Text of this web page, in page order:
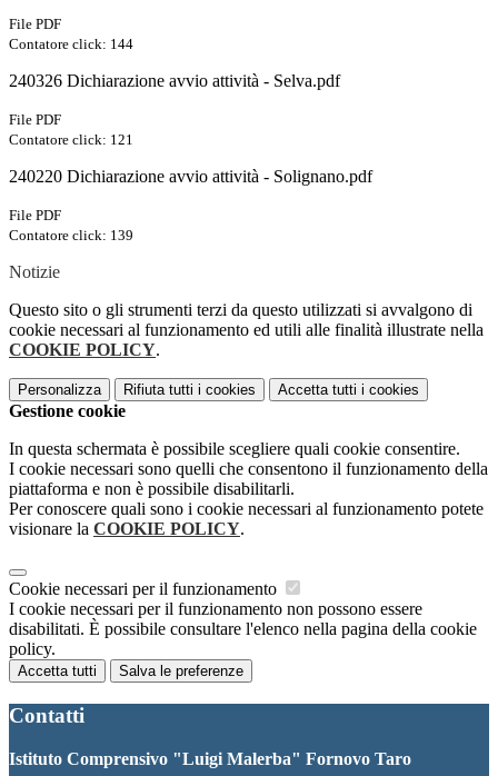
File PDF
Contatore click: 144
240326 Dichiarazione avvio attività - Selva.pdf
File PDF
Contatore click: 121
240220 Dichiarazione avvio attività - Solignano.pdf
File PDF
Contatore click: 139
Notizie
Questo sito o gli strumenti terzi da questo utilizzati si avvalgono di
cookie necessari al funzionamento ed utili alle finalità illustrate nella
COOKIE POLICY.
Personalizza Rifiuta tutti i cookies Accetta tutti i cookies
Gestione cookie
In questa schermata è possibile scegliere quali cookie consentire.
I cookie necessari sono quelli che consentono il funzionamento della
piattaforma e non è possibile disabilitarli.
Per conoscere quali sono i cookie necessari al funzionamento potete
visionare la COOKIE POLICY.
Cookie necessari per il funzionamento
I cookie necessari per il funzionamento non possono essere
disabilitati. È possibile consultare l'elenco nella pagina della cookie
policy.
Accetta tutti Salva le preferenze
Contatti
Istituto Comprensivo "Luigi Malerba" Fornovo Taro